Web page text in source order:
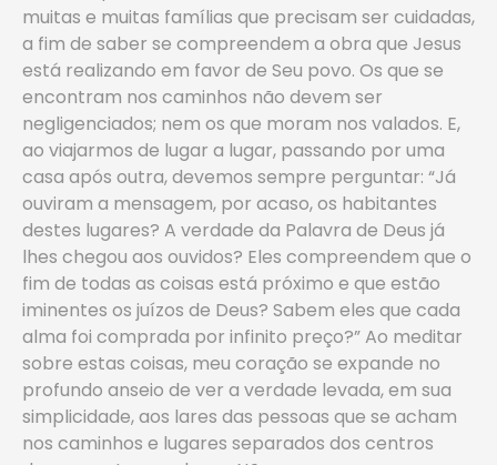
muitas e muitas famílias que precisam ser cuidadas,
a fim de saber se compreendem a obra que Jesus
está realizando em favor de Seu povo. Os que se
encontram nos caminhos não devem ser
negligenciados; nem os que moram nos valados. E,
ao viajarmos de lugar a lugar, passando por uma
casa após outra, devemos sempre perguntar: “Já
ouviram a mensagem, por acaso, os habitantes
destes lugares? A verdade da Palavra de Deus já
lhes chegou aos ouvidos? Eles compreendem que o
fim de todas as coisas está próximo e que estão
iminentes os juízos de Deus? Sabem eles que cada
alma foi comprada por infinito preço?” Ao meditar
sobre estas coisas, meu coração se expande no
profundo anseio de ver a verdade levada, em sua
simplicidade, aos lares das pessoas que se acham
nos caminhos e lugares separados dos centros